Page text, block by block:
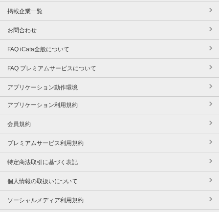
掲載企業一覧
お問合わせ
FAQ iCata全般について
FAQ プレミアムサービスについて
アプリケーション動作環境
アプリケーション利用規約
会員規約
プレミアムサービス利用規約
特定商法取引に基づく表記
個人情報の取扱いについて
ソーシャルメディア利用規約